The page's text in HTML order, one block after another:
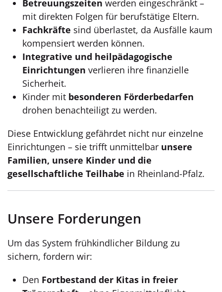
Betreuungszeiten werden eingeschränkt –
mit direkten Folgen für berufstätige Eltern.
Fachkräfte sind überlastet, da Ausfälle kaum
kompensiert werden können.
Integrative und heilpädagogische
Einrichtungen verlieren ihre finanzielle
Sicherheit.
Kinder mit besonderen Förderbedarfen
drohen benachteiligt zu werden.
Diese Entwicklung gefährdet nicht nur einzelne
Einrichtungen – sie trifft unmittelbar unsere
Familien, unsere Kinder und die
gesellschaftliche Teilhabe in Rheinland-Pfalz.
Unsere Forderungen
Um das System frühkindlicher Bildung zu
sichern, fordern wir:
Den Fortbestand der Kitas in freier